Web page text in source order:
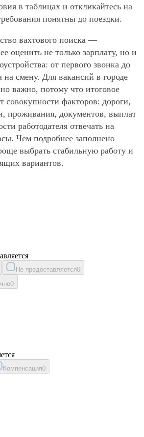
в таблицах и откликайтесь на
понятны до поездки.
вахтового поиска —
оценить не только зарплату, но и
от первого звонка до
на смену. Для вакансий в городе
важно, потому что итоговое
совокупности факторов: дороги,
проживания, документов, выплат
работодателя отвечать на
Чем подробнее заполнено
выбрать стабильную работу и
вариантов.
Не предоставляется0
0
Компенсация0